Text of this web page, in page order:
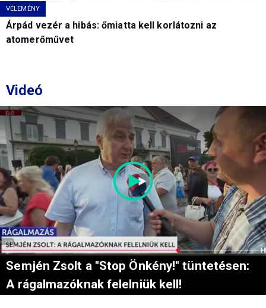
VÉLEMÉNY
Árpád vezér a hibás: őmiatta kell korlátozni az
atomerőművet
Videó
Semjén Zsolt a "Stop Önkény!" tüntetésen:
A rágalmazóknak felelniük kell!